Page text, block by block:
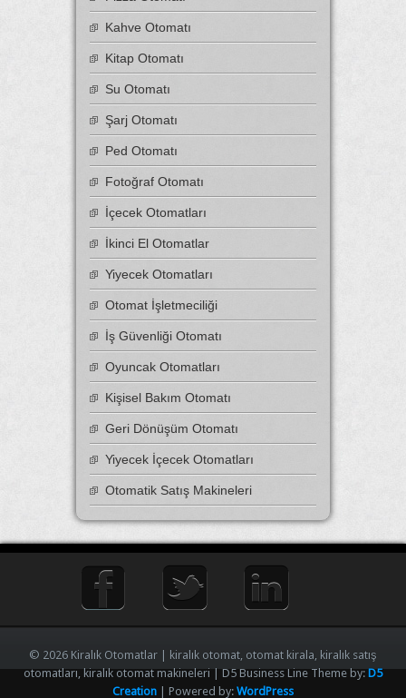
Kahve Otomatı
Kitap Otomatı
Su Otomatı
Şarj Otomatı
Ped Otomatı
Fotoğraf Otomatı
İçecek Otomatları
İkinci El Otomatlar
Yiyecek Otomatları
Otomat İşletmeciliği
İş Güvenliği Otomatı
Oyuncak Otomatları
Kişisel Bakım Otomatı
Geri Dönüşüm Otomatı
Yiyecek İçecek Otomatları
Otomatik Satış Makineleri
© 2026 Kiralık Otomatlar | kiralık otomat, otomat kirala, kiralık satış
otomatları, kiralık otomat makineleri | D5 Business Line Theme by:D5
Creation | Powered by: WordPress